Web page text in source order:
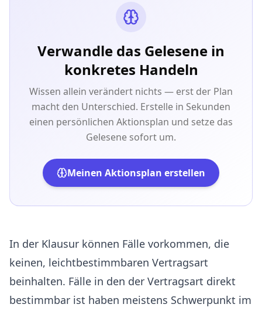
Verwandle das Gelesene in
konkretes Handeln
Wissen allein verändert nichts — erst der Plan
macht den Unterschied. Erstelle in Sekunden
einen persönlichen Aktionsplan und setze das
Gelesene sofort um.
Meinen Aktionsplan erstellen
In der Klausur können Fälle vorkommen, die
keinen, leichtbestimmbaren Vertragsart
beinhalten. Fälle in den der Vertragsart direkt
bestimmbar ist haben meistens Schwerpunkt im